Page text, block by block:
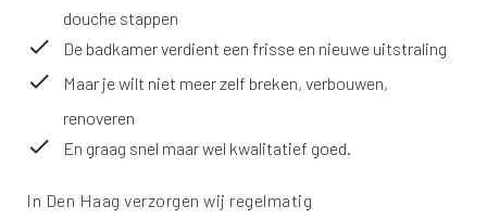
douche stappen
De badkamer verdient een frisse en nieuwe uitstraling
Maar je wilt niet meer zelf breken, verbouwen,
renoveren
En graag snel maar wel kwalitatief goed.
In Den Haag verzorgen wij regelmatig